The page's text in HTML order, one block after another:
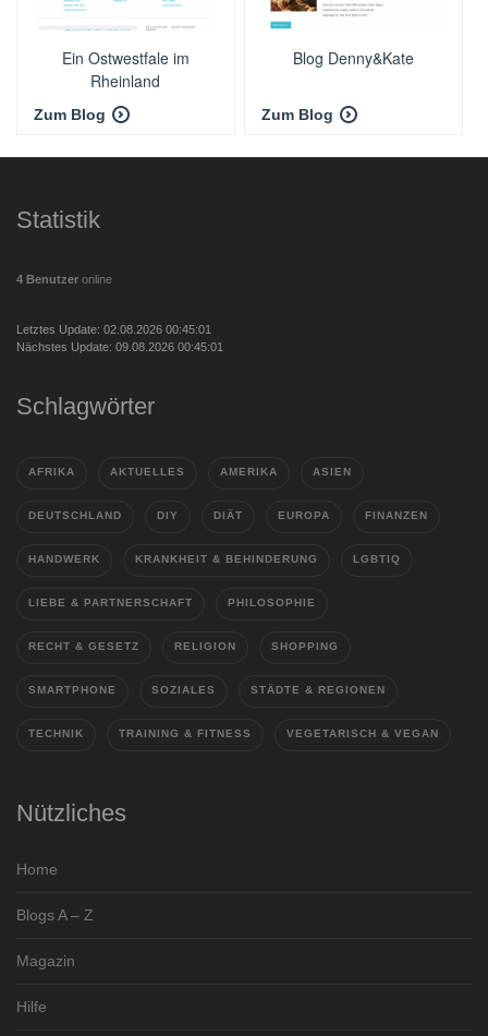
Ein Ostwestfale im
Rheinland
Zum Blog
Blog Denny&Kate
Zum Blog
Statistik
4 Benutzer online
Letztes Update: 02.08.2026 00:45:01
Nächstes Update: 09.08.2026 00:45:01
Schlagwörter
AFRIKA AKTUELLES AMERIKA ASIEN
DEUTSCHLAND DIY DIÄT EUROPA FINANZEN
HANDWERK KRANKHEIT & BEHINDERUNG LGBTIQ
LIEBE & PARTNERSCHAFT PHILOSOPHIE
RECHT & GESETZ RELIGION SHOPPING
SMARTPHONE SOZIALES STÄDTE & REGIONEN
TECHNIK TRAINING & FITNESS VEGETARISCH & VEGAN
Nützliches
Home
Blogs A – Z
Magazin
Hilfe